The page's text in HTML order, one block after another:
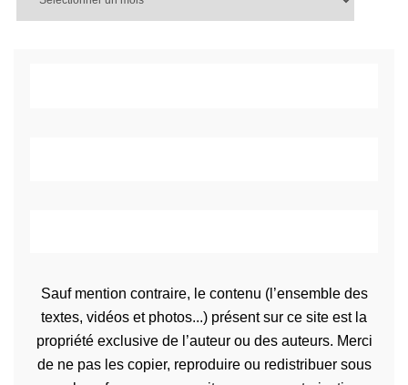
Sauf mention contraire, le contenu (l’ensemble des
textes, vidéos et photos...) présent sur ce site est la
propriété exclusive de l’auteur ou des auteurs. Merci
de ne pas les copier, reproduire ou redistribuer sous